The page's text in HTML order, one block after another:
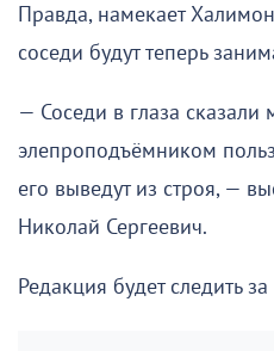
Правда, намекает
соседи будут теперь
— Соседи в глаза сказали
элепроподъёмником
его выведут из строя, —
Николай Сергеевич.
Редакция будет следить